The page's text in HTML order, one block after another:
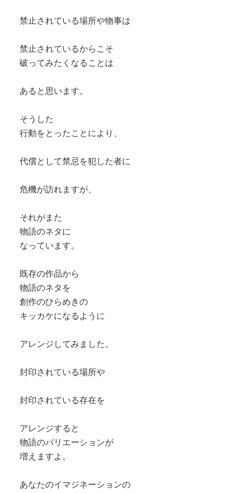
禁止されている場所や物事は
禁止されているからこそ
破ってみたくなることは
あると思います。
そうした
行動をとったことにより、
代償として禁忌を犯した者に
危機が訪れますが、
それがまた
物語のネタに
なっています。
既存の作品から
物語のネタを
創作のひらめきの
キッカケになるように
アレンジしてみました。
封印されている場所や
封印されている存在を
アレンジすると
物語のバリエーションが
増えますよ。
あなたのイマジネーションの